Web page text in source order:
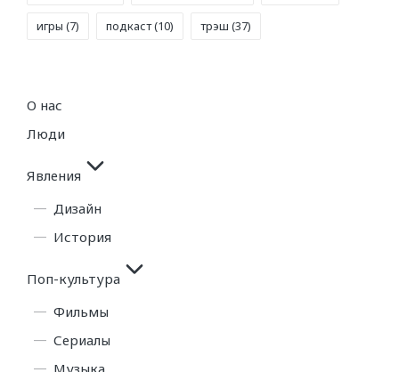
игры (7) подкаст(10) трэш (37)
О нас
Люди
Явления
Дизайн
История
Поп-культура
Фильмы
Сериалы